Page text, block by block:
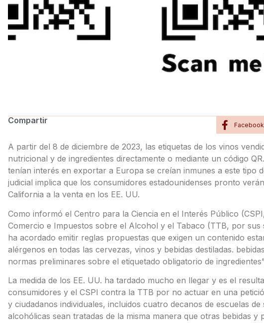
Compartir Facebook
A partir del 8 de diciembre de 2023, las etiquetas de los vinos
nutricional y de ingredientes directamente o mediante un código
tenían interés en exportar a Europa se creían inmunes a este tipo
judicial implica que los consumidores estadounidenses pronto
California a la venta en los EE. UU.
Como informó el Centro para la Ciencia en el Interés Público
Comercio e Impuestos sobre el Alcohol y el Tabaco (TTB, por sus
ha acordado emitir reglas propuestas que exigen un contenido
alérgenos en todas las cervezas, vinos y bebidas destiladas.
normas preliminares sobre el etiquetado obligatorio de
La medida de los EE. UU. ha tardado mucho en llegar y es el
consumidores y el CSPI contra la TTB por no actuar en una
y ciudadanos individuales, incluidos cuatro decanos de escuelas
alcohólicas sean tratadas de la misma manera que otras bebidas y